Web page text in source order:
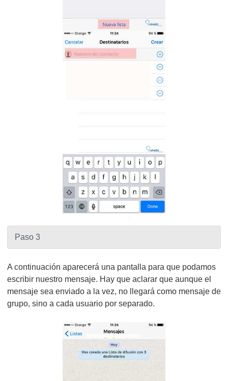
Paso 3
A continuación aparecerá una pantalla para que podamos
escribir nuestro mensaje. Hay que aclarar que aunque el
mensaje sea enviado a la vez, no llegará como mensaje de
grupo, sino a cada usuario por separado.